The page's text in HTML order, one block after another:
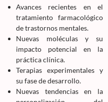
Avances recientes en el
tratamiento farmacológico
de trastornos mentales.
Nuevas moléculas y su
impacto potencial en la
práctica clínica.
Terapias experimentales y
su fase de desarrollo.
Nuevas tendencias en la